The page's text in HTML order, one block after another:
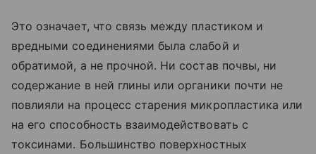
Это означает, что связь между пластиком и
вредными соединениями была слабой и
обратимой, а не прочной. Ни состав почвы, ни
содержание в ней глины или органики почти не
повлияли на процесс старения микропластика или
на его способность взаимодействовать с
токсинами. Большинство поверхностных